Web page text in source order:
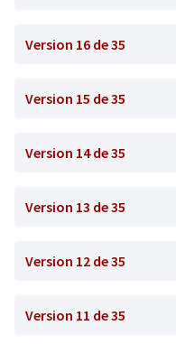
Version 16 de 35
Version 15 de 35
Version 14 de 35
Version 13 de 35
Version 12 de 35
Version 11 de 35